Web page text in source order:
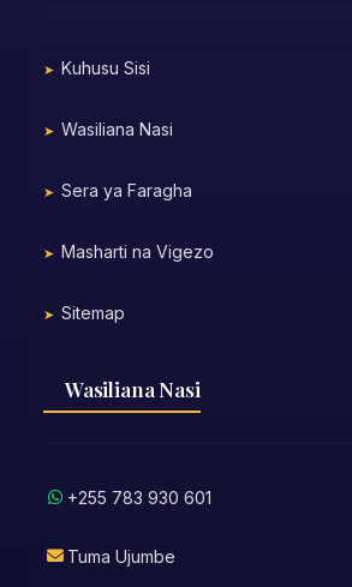
Kuhusu Sisi
Wasiliana Nasi
Sera ya Faragha
Masharti na Vigezo
Sitemap
Wasiliana Nasi
+255 783 930 601
Tuma Ujumbe